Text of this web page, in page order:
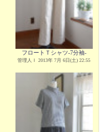
フロートＴシャツ-7分袖-
管理人Ｉ 2013年 7月 6日(土) 22:55